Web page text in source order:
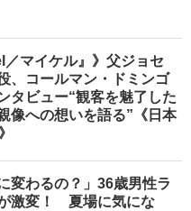
／マイケル』》父ジョセ
、コールマン・ドミンゴ
タビュー“観客を魅了した
像への想いを語る”《日本
変わるの？」36歳男性ラ
激変！ 夏場に気にな